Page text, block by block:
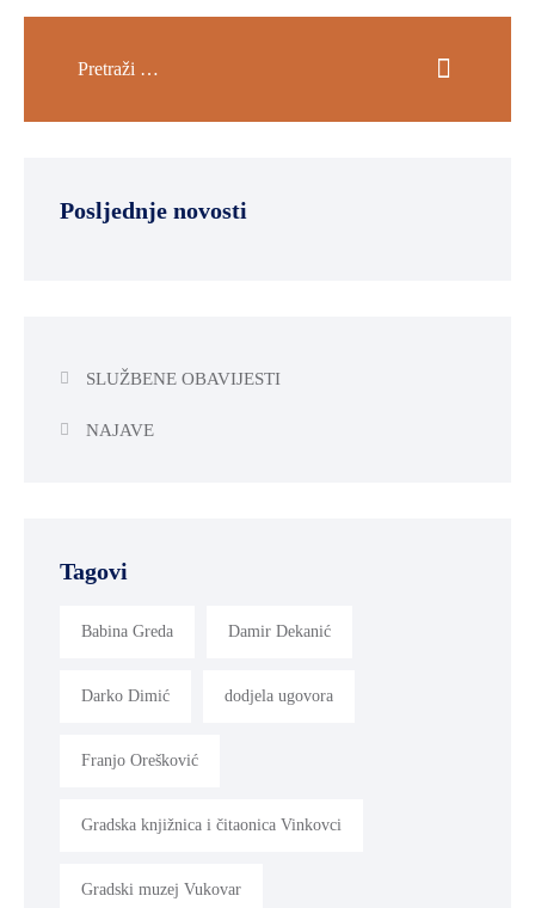
Posljednje novosti
SLUŽBENE OBAVIJESTI
NAJAVE
Tagovi
Babina Greda Damir Dekanić
Darko Dimić dodjela ugovora
Franjo Orešković
Gradska knjižnica i čitaonica Vinkovci
Gradski muzej Vukovar